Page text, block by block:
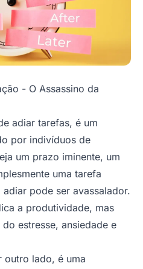
- O Assassino da
adiar tarefas, é um
por indivíduos de
um prazo iminente, um
uma tarefa
pode ser avassalador.
a produtividade, mas
estresse, ansiedade e
outro lado, é uma